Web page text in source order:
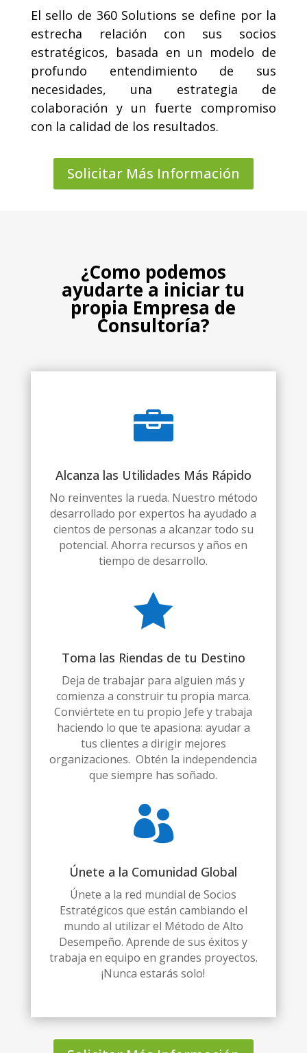
El sello de 360 Solutions se define por la
estrecha relación con sus socios
estratégicos, basada en un modelo de
profundo entendimiento de sus
necesidades, una estrategia de
colaboración y un fuerte compromiso
con la calidad de los resultados.
Solicitar Más Información
¿Como podemos
ayudarte a iniciar tu
propia Empresa de
Consultoría?

Alcanza las Utilidades Más Rápido
No reinventes la rueda. Nuestro método
desarrollado por expertos ha ayudado a
cientos de personas a alcanzar todo su
potencial. Ahorra recursos y años en
tiempo de desarrollo.

Toma las Riendas de tu Destino
Deja de trabajar para alguien más y
comienza a construir tu propia marca.
Conviértete en tu propio Jefe y trabaja
haciendo lo que te apasiona: ayudar a
tus clientes a dirigir mejores
organizaciones. Obtén la independencia
que siempre has soñado.

Únete a la Comunidad Global
Únete a la red mundial de Socios
Estratégicos que están cambiando el
mundo al utilizar el Método de Alto
Desempeño. Aprende de sus éxitos y
trabaja en equipo en grandes proyectos.
¡Nunca estarás solo!